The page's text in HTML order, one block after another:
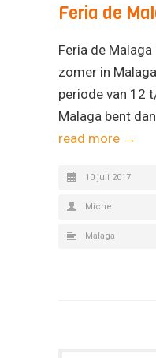
Feria de
Feria de
zomer in
periode van 12
Malaga bent
read more →
10 juli 2017
Michel
Malaga